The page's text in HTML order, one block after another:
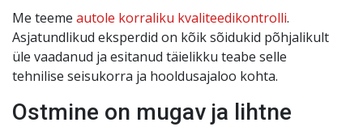
Me teeme autole korraliku kvaliteedikontrolli.
Asjatundlikud eksperdid on kõik sõidukid põhjalikult
üle vaadanud ja esitanud täielikku teabe selle
tehnilise seisukorra ja hooldusajaloo kohta.
Ostmine on mugav ja lihtne